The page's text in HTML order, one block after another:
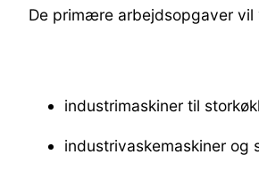
De primære arbejdsopgaver
industrimaskiner til
industrivaskemaskiner og